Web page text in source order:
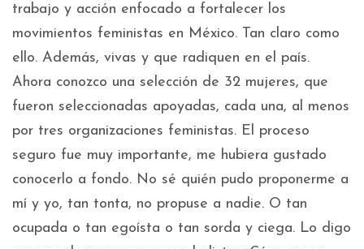
trabajo y acción enfocado a fortalecer los
movimientos feministas en México. Tan claro como
ello. Además, vivas y que radiquen en el país.
Ahora conozco una selección de 32 mujeres, que
fueron seleccionadas apoyadas, cada una, al menos
por tres organizaciones feministas. El proceso
seguro fue muy importante, me hubiera gustado
conocerlo a fondo. No sé quién pudo proponerme a
mí y yo, tan tonta, no propuse a nadie. O tan
ocupada o tan egoísta o tan sorda y ciega. Lo digo